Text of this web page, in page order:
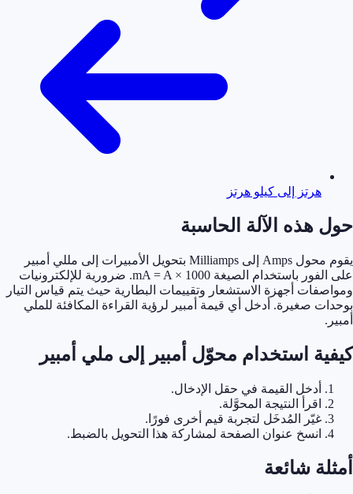
هرتز إلى كيلو هرتز
حول هذه الآلة الحاسبة
يقوم محول Amps إلى Milliamps بتحويل الأمبيرات إلى مللي أمبير
على الفور باستخدام الصيغة mA = A × 1000. ضرورية للإلكترونيات
ومواصفات أجهزة الاستشعار وتقييمات البطارية حيث يتم قياس التيار
بوحدات صغيرة. أدخل أي قيمة أمبير لرؤية القراءة المكافئة للملي
أمبير.
كيفية استخدام محوّل أمبير إلى ملي أمبير
أدخل القيمة في حقل الإدخال.
اقرأ النتيجة المحوَّلة.
غيّر المُدخَل لتجربة قيم أخرى فورًا.
انسخ عنوان الصفحة لمشاركة هذا التحويل بالضبط.
أمثلة شائعة